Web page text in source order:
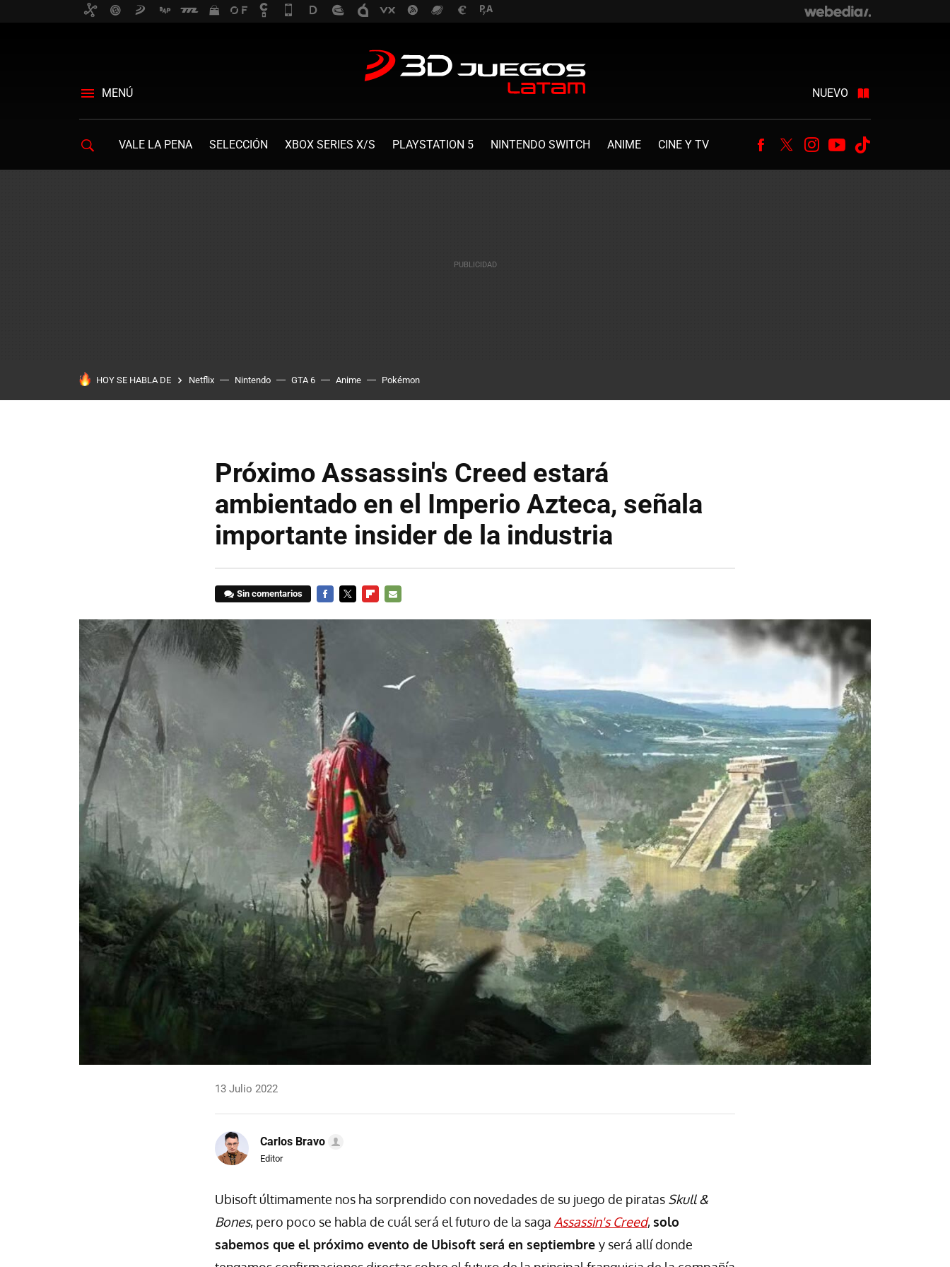
MENÚ NUEVO
VALE LA PENA SELECCIÓN XBOX SERIES X/S PLAYSTATION 5 NINTENDO SWITCH ANIME CINE Y TV Facebook
TwitterInstagram
Youtube
HOY SE HABLA DE Netflix Nintendo GTA 6 Anime Pokémon
Próximo Assassin's Creed estará
ambientado en el Imperio Azteca, señala
importante insider de la industria
Sin comentarios
13 Julio 2022
Carlos Bravo
Editor
Ubisoft últimamente nos ha sorprendido con novedades de su juego de piratas Skull &
Bones, pero poco se habla de cuál será el futuro de la saga Assassin's Creed, solo
sabemos que el próximo evento de Ubisoft será en septiembre y será allí donde